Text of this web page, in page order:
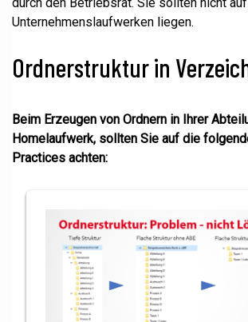
Unternehmenslaufwerken liegen.
Ordnerstruktur in
Beim Erzeugen von Ordnern in Ihrer
Homelaufwerk, sollten Sie auf die
Practices achten: